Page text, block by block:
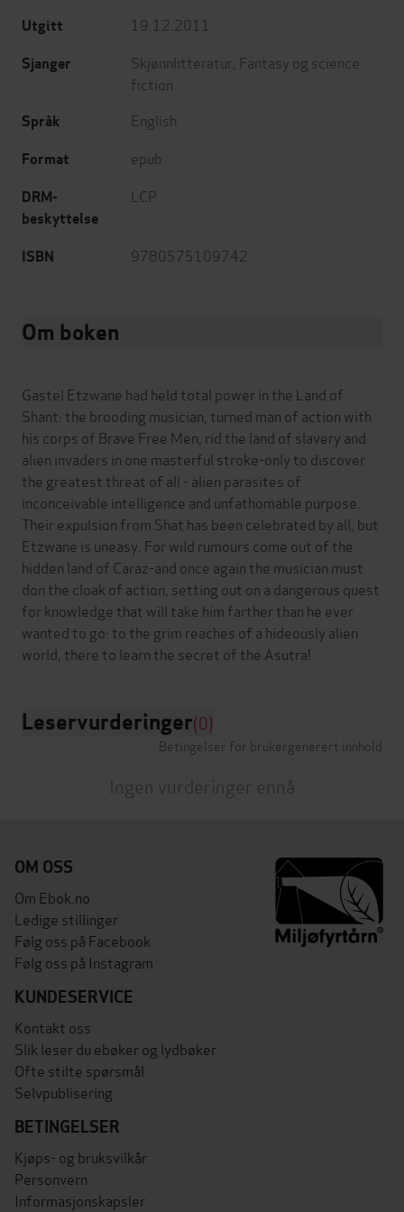
Utgitt 19.12.2011
Sjanger Skjønnlitteratur Fantasy og science
fiction
Språk English
Format epub
DRM-
beskyttelse
LCP
ISBN 9780575109742
Om boken
Gastel Etzwane had held total power in the Land of
Shant: the brooding musician, turned man of action with
his corps of Brave Free Men, rid the land of slavery and
alien invaders in one masterful stroke-only to discover
the greatest threat of all - alien parasites of
inconceivable intelligence and unfathomable purpose.
Their expulsion from Shat has been celebrated by all, but
Etzwane is uneasy. For wild rumours come out of the
hidden land of Caraz-and once again the musician must
don the cloak of action, setting out on a dangerous quest
for knowledge that will take him farther than he ever
wanted to go: to the grim reaches of a hideously alien
Leservurderinger(0)
Betingelser for brukergenerert innhold
Ingen vurderinger ennå
OM OSS
Om Ebok.no
Ledige stillinger
Følg oss på Facebook
Følg oss på Instagram
KUNDESERVICE
Kontakt oss
Slik leser du ebøker og lydbøker
Ofte stilte spørsmål
Selvpublisering
BETINGELSER
Kjøps- og bruksvilkår
Personvern
Informasjonskapsler